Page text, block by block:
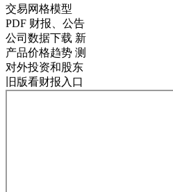
交易网格模型
PDF 财报、公告
公司数据下载 新
产品价格趋势 测
对外投资和股东
旧版看财报入口